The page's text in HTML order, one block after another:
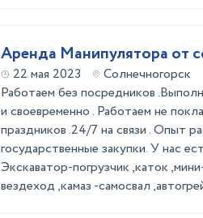
Аренда Манипулятора от
22 мая 2023
Солнечногорск
Работаем без посредников
и своевременно . Работаем не
праздников .24/7 на связи . Опыт
государственные закупки. У нас
Экскаватор-погрузчик ,каток
вездеход ,камаз -самосвал